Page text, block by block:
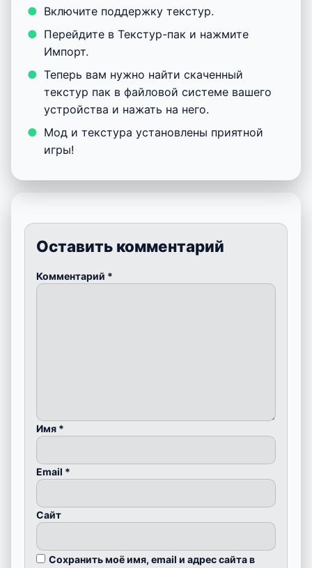
Включите поддержку текстур.
Перейдите в Текстур-пак и нажмите
Импорт.
Теперь вам нужно найти скаченный
текстур пак в файловой системе вашего
устройства и нажать на него.
Мод и текстура установлены приятной
игры!
Оставить комментарий
Комментарий *
Имя *
Email *
Сайт
Сохранить моё имя, email и адрес сайта в